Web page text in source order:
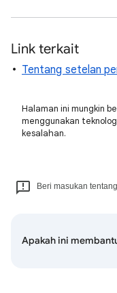
Link terkait
Tentang setelan
Halaman ini mungkin
menggunakan
kesalahan.
Beri masukan
Apakah ini